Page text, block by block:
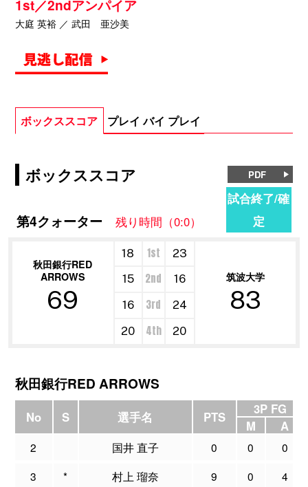
1st／2ndアンパイア
大庭 英裕 ／ 武田 亜沙美
ボックススコア プレイ バイ プレイ
ボックススコア PDF
第4クォーター 残り時間（0:0）
試合終了/確
定
秋田銀行RED
ARROWS
69
18 1st
23
筑波大学
83
15 2nd
16
16
3rd
24
20
4th 20
秋田銀行RED ARROWS
No S 選手名 PTS
3P FG
M
A
2 国井 直子 0 0
0
3
* 村上 瑠奈 9 0
4